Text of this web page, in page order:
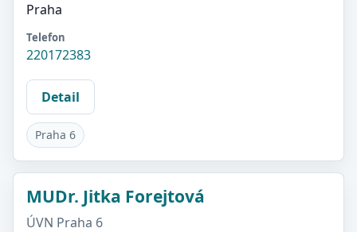
Praha
Telefon
220172383
Detail
Praha 6
MUDr. Jitka Forejtová
ÚVN Praha 6